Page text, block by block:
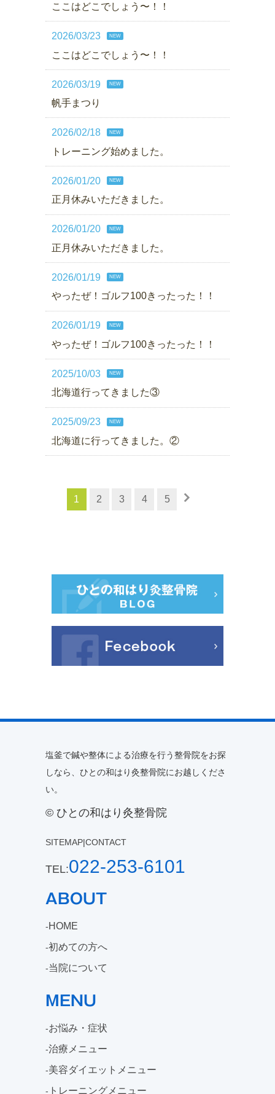
ここはどこでしょう〜！！
2026/03/23 NEW
ここはどこでしょう〜！！
2026/03/19 NEW
帆手まつり
2026/02/18 NEW
トレーニング始めました。
2026/01/20 NEW
正月休みいただきました。
2026/01/20 NEW
正月休みいただきました。
2026/01/19 NEW
やったぜ！ゴルフ100きったった！！
2026/01/19 NEW
やったぜ！ゴルフ100きったった！！
2025/10/03 NEW
北海道行ってきました③
2025/09/23 NEW
北海道に行ってきました。②
1 2 3 4 5
塩釜で鍼や整体による治療を行う整骨院をお探
しなら、ひとの和はり灸整骨院にお越しくださ
い。
© ひとの和はり灸整骨院
SITEMAP|CONTACT
TEL:022-253-6101
ABOUT
HOME
初めての方へ
当院について
MENU
お悩み・症状
治療メニュー
美容ダイエットメニュー
トレーニングメニュー